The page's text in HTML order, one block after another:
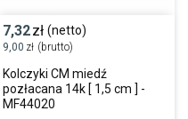
7,32zł (netto)
9,00 zł (brutto)
Kolczyki CM miedź
pozłacana 14k [ 1,5 cm ] -
MF44020